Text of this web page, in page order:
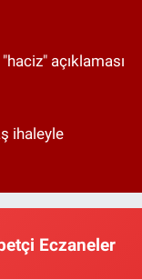
açıklaması
ihaleyle
Eczaneler